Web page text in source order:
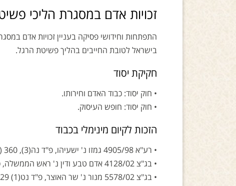
זכויות אדם במסגרת הליכי
התפתחות וחידושי פסיקה בעניין זכויות אדם
בישראל לטובת החייבים בהליך פשיטת הרגל.
חקיקת יסוד
• חוק יסוד: כבוד האדם וחירותו.
• חוק יסוד: חופש העיסוק.
הזכות לקיום מינימלי בכבוד
• רע"א 4905/98 גמזו נ' ישעיהו, פ"ד נה(3), 360 (2001).
• בג"צ 4128/02 אדם טבע ודין נ' ראש הממשלה, פ"ד נח(3) 58003(2004).
• בג"צ 5578/02 מנור נ' שר האוצר, פ"ד נט(1) 729(2004).